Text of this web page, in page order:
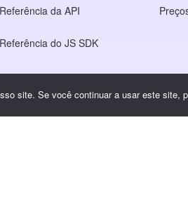
Referência da API
Referência do JS SDK
site. Se você continuar a usar este site,